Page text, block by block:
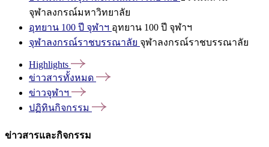
จุฬาลงกรณ์มหาวิทยาลัย
อุทยาน 100 ปี จุฬาฯ อุทยาน 100 ปี จุฬาฯ
จุฬาลงกรณ์ราชบรรณาลัย จุฬาลงกรณ์ราชบรรณาลัย
Highlights
ข่าวสารทั้งหมด
ข่าวจุฬาฯ
ปฏิทินกิจกรรม
ข่าวสารและกิจกรรม